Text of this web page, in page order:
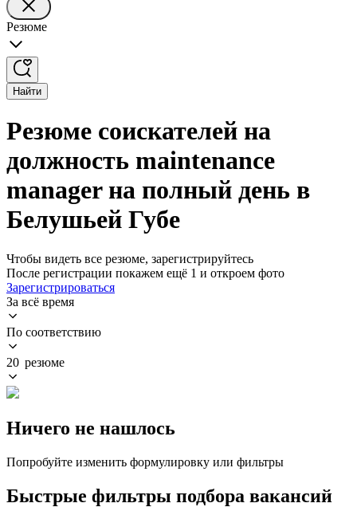
Резюме
Найти
Резюме соискателей на
должность maintenance
manager на полный день в
Белушьей Губе
Чтобы видеть все резюме, зарегистрируйтесь
После регистрации покажем ещё 1 и откроем фото
Зарегистрироваться
За всё время
По соответствию
20 резюме
Ничего не нашлось
Попробуйте изменить формулировку или фильтры
Быстрые фильтры подбора вакансий